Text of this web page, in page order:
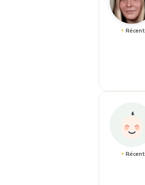
Récent
Récent